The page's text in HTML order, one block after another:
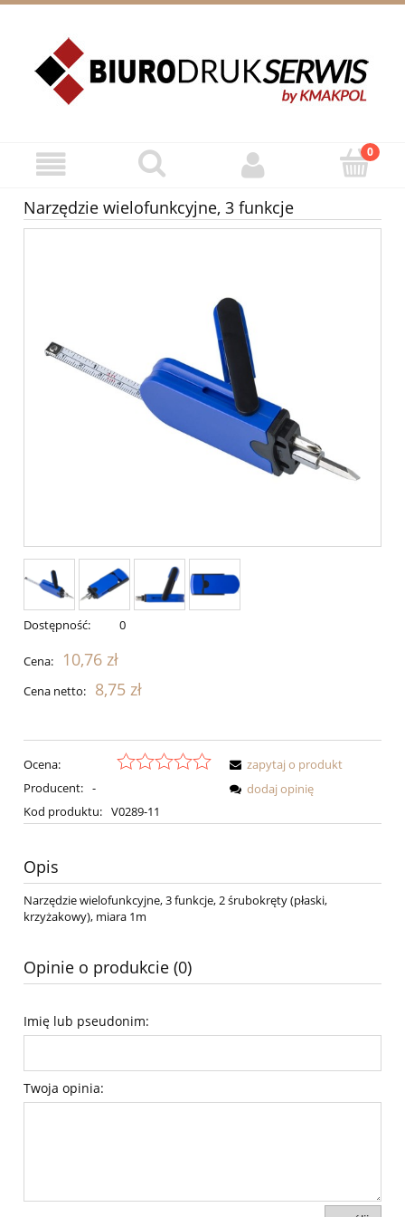
Narzędzie wielofunkcyjne, 3 funkcje
Dostępność: 0
Cena: 10,76 zł
Cena netto: 8,75 zł
Ocena:
Producent: -
Kod produktu: V0289-11
zapytaj o produkt
dodaj opinię
Opis
Narzędzie wielofunkcyjne, 3 funkcje, 2 śrubokręty (płaski,
krzyżakowy), miara 1m
Opinie o produkcie (0)
Imię lub pseudonim:
Twoja opinia: